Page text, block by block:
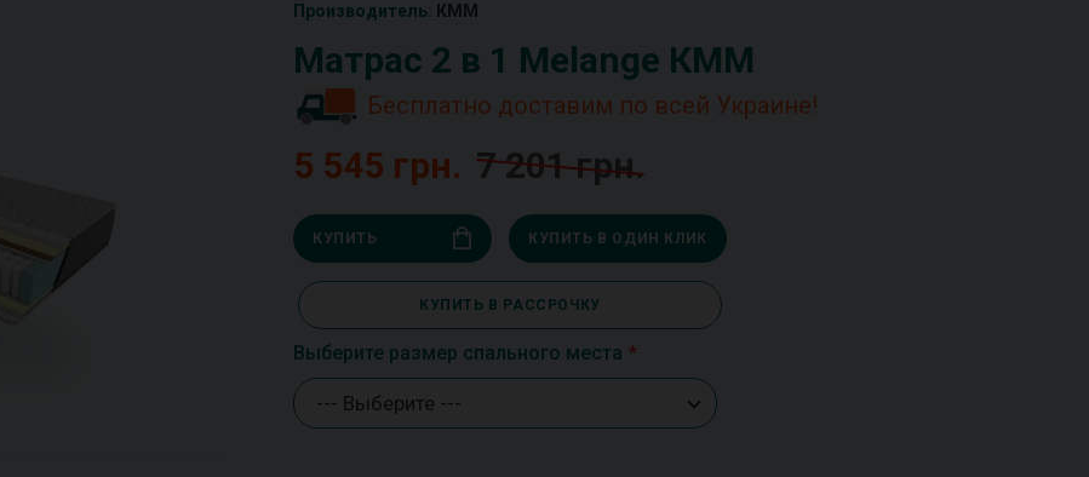
Производитель: КММ
Матрас 2 в 1 Melange КММ
Бесплатно доставим по всей Украине!
5 545 грн. 7 201 грн.
КУПИТЬ КУПИТЬ В ОДИН КЛИК
КУПИТЬ В РАССРОЧКУ
Выберите размер спального места
--- Выберите ---